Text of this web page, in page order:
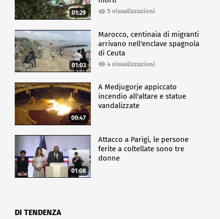
01:29 5 visualizzazioni
01:03
Marocco, centinaia di migranti
arrivano nell'enclave spagnola
di Ceuta
4 visualizzazioni
00:47
A Medjugorje appiccato
incendio all'altare e statue
vandalizzate
01:08
Attacco a Parigi, le persone
ferite a coltellate sono tre
donne
DI TENDENZA